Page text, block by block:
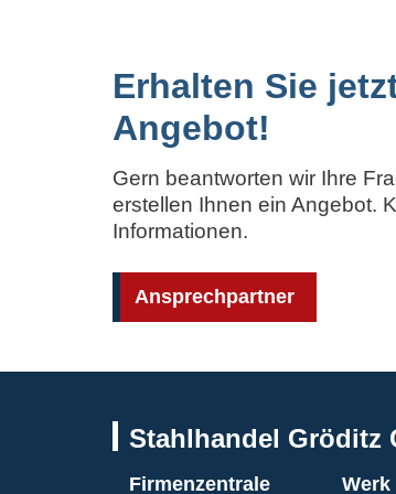
Erhalten Sie
Angebot!
Gern beantworten wir Ihre
erstellen Ihnen ein Angebot.
Informationen.
Ansprechpartner
Stahlhandel Gröditz
Firmenzentrale Werk